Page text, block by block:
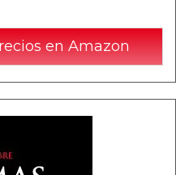
en Amazon